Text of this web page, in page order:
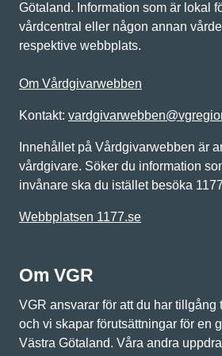
Götaland. Information som är lokal
vårdcentral eller någon annan
respektive webbplats.
Om Vårdgivarwebben
Kontakt:
Innehållet på Vårdgivarwebben är
vårdgivare. Söker du information
invånare ska du istället besöka
Webbplatsen 1177.se
Om VGR
VGR ansvarar för att du har tillgång
och vi skapar förutsättningar för en
Västra Götaland. Våra andra